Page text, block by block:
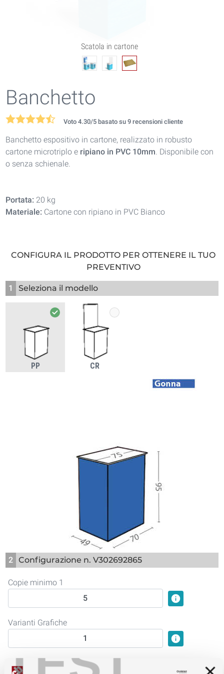
Scatola in cartone
Banchetto
Voto 4.30/5 basato su 9 recensioni cliente
Banchetto espositivo in cartone, realizzato in robusto
cartone microtriplo e ripiano in PVC 10mm. Disponibile con
o senza schienale.
Portata: 20 kg
Materiale: Cartone con ripiano in PVC Bianco
CONFIGURA IL PRODOTTO PER OTTENERE IL TUO
PREVENTIVO
1 Seleziona il modello
PP CR
2 Configurazione n. V302692865
Copie minimo 1
info
Varianti Grafiche
info